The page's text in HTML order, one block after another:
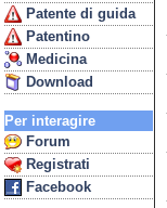
Patente di guida
Patentino
Medicina
Download
Per interagire
Forum
Registrati
Facebook